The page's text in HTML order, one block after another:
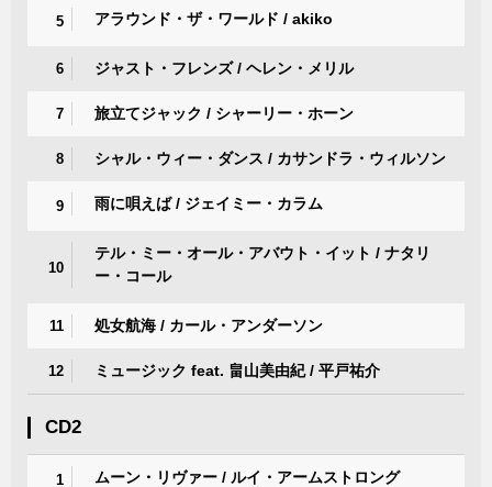
5 アラウンド・ザ・ワールド / akiko
6 ジャスト・フレンズ / ヘレン・メリル
7 旅立てジャック / シャーリー・ホーン
8 シャル・ウィー・ダンス / カサンドラ・ウィルソン
9 雨に唄えば / ジェイミー・カラム
10
テル・ミー・オール・アバウト・イット / ナタリ
ー・コール
11 処女航海 / カール・アンダーソン
12 ミュージック feat. 畠山美由紀 / 平戸祐介
CD2
1 ムーン・リヴァー / ルイ・アームストロング